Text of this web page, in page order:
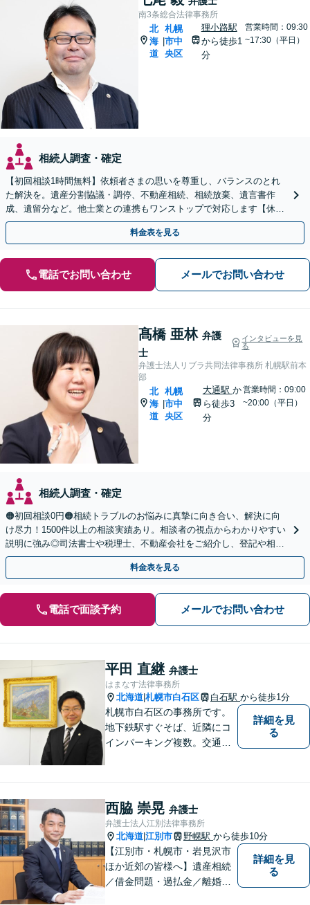
南3条総合法律事務所
北
海
道
札幌
市中
央区
狸小路駅
から徒歩1
分
営業時間：09:30
~17:30（平日）
相続人調査・確定
【初回相談1時間無料】依頼者さまの思いを尊重し、バランスのとれ
た解決を。遺産分割協議・調停、不動産相続、相続放棄、遺言書作
成、遺留分など。他士業との連携もワンストップで対応します【休
日・夜間面談OK】【すすきの駅2分】
料金表を見る
電話でお問い合わせ メールでお問い合わせ
髙橋 亜林 弁護
士
インタビューを見
る
弁護士法人リブラ共同法律事務所 札幌駅前本
部
北
海
道
|
札幌
市中
央区
大通駅 か
ら徒歩3
分
営業時間：09:00
~20:00（平日）
相続人調査・確定
🟠初回相談0円🟠相続トラブルのお悩みに真摯に向き合い、解決に向
け尽力！1500件以上の相談実績あり。相談者の視点からわかりやすい
説明に強み◎司法書士や税理士、不動産会社をご紹介し、登記や相続
税の申告までワンストップで対応【夜間相談可】
料金表を見る
電話で面談予約 メールでお問い合わせ
平田 直継 弁護士
はまなす法律事務所
北海道 札幌市白石区 白石駅 から徒歩1分
札幌市白石区の事務所です。
地下鉄駅すぐそば、近隣にコ
インパーキング複数。交通の
もアクセス良好。相続、交通
事故、離婚、債務整理など幅
広く対応する４０代の経験豊
富な弁護士です。
詳細を見
る
西脇 崇晃 弁護士
弁護士法人江別法律事務所
北海道 江別市 野幌駅 から徒歩10分
【江別市・札幌市・岩見沢市
ほか近郊の皆様へ】遺産相続
／借金問題・過払金／離婚／
詳細を見
る